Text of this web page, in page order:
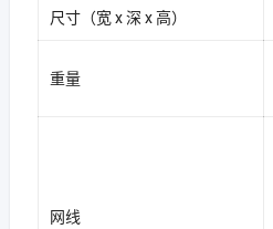
尺寸（宽 x 深 x 高）
重量
网线